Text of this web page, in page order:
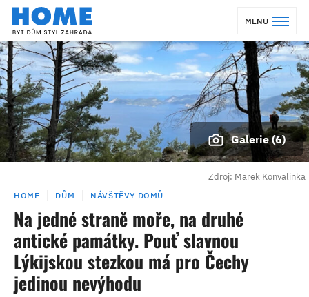
MENU
Galerie (6)
Zdroj: Marek Konvalinka
HOME DŮM NÁVŠTĚVY DOMŮ
Na jedné straně moře, na druhé
antické památky. Pouť slavnou
Lýkijskou stezkou má pro Čechy
jedinou nevýhodu